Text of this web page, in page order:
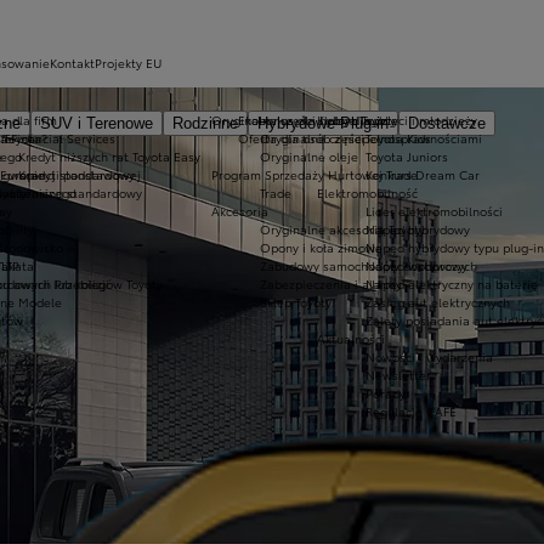
SUV i Terenowe Rodzinne Hybrydowe Plug-in
Dostawcze
Ekobonus dla hybryd Toyoty
Oferta dla osób z niepełnosprawnościami
gwarancji podstawowej
awarii lub kolizji
Oryginalne części i oleje Toyoty
Oryginalne części
Oryginalne oleje
Program Sprzedaży Hurtowej Trade
Trade
Akcesoria
Oryginalne akcesoria Toyoty
Opony i koła zimowe
Zabudowy samochodów dostawczych
Zabezpieczenia i alarmy
Sklep Toyoty
Europie
Przebiegów Toyoty
Modele
Kluby dla dzieci i młodzieży
Toyota Kids
Toyota Juniors
Konkurs Dream Car
Elektromobilność
Lider elektromobilności
Napęd hybrydowy
Napęd hybrydowy typu plug-in
Napęd wodorowy
Napęd elektryczny na baterię
Zasięg aut elektrycznych
Zalety posiadania aut
Aktualności
Nowości i wydarzenia
Newsletter
Porady
Regulacje CAFE
dla firm
Financial Services
Kredyt niższych rat Toyota Easy
Kredyt standardowy
Leasing standardowy
KontaktProjekty EU